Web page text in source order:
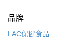
信用卡一次付款
品牌
LAC保健食品